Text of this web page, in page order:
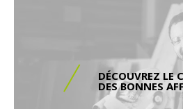
DÉCOUVREZ LE
DES BONNES